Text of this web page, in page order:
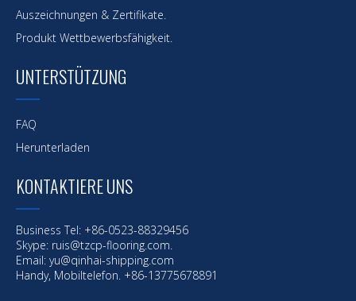
Auszeichnungen & Zertifikate.
Produkt Wettbewerbsfähigkeit.
UNTERSTÜTZUNG
FAQ
Herunterladen
KONTAKTIERE UNS
Business Tel: +86-0523-88329456
Skype: ruis@tzcp-flooring.com.
Email: yu@qinhai-shipping.com
Handy, Mobiltelefon. +86-13775678891